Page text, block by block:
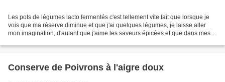
Les pots de légumes lacto fermentés c'est tellement vite fait que lorsque je
vois que ma réserve diminue et que j'ai quelques légumes, je laisse aller
mon imagination, d'autant que j'aime les saveurs épicées et que dans mes
Conserve de Poivrons à l'aigre doux